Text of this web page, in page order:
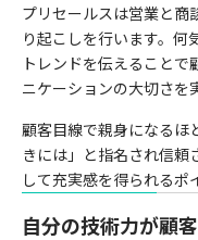
プリセールスは営業と商
り起こしを行います。何
トレンドを伝えること
ニケーションの大切さを
顧客目線で親身になるほ
きには」と指名され信頼
して充実感を得られるポ
自分の技術力が顧